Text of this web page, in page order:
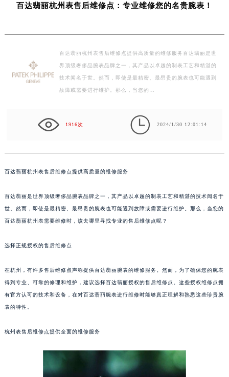
百达翡丽杭州表售后维修点：专业维修您的名贵腕表！
百达翡丽杭州表售后维修点提供高质量的维修服务百达翡丽是世
界顶级奢侈品腕表品牌之一，其产品以卓越的制表工艺和精湛的
技术闻名于世。然而，即使是最精密、最昂贵的腕表也可能遇到
故障或需要进行维护。那么，当您的…
1916次  2024/1/30 12:01:14
百达翡丽杭州表售后维修点提供高质量的维修服务
百达翡丽是世界顶级奢侈品腕表品牌之一，其产品以卓越的制表工艺和精湛的技术闻名于
世。然而，即使是最精密、最昂贵的腕表也可能遇到故障或需要进行维护。那么，当您的
百达翡丽杭州表需要维修时，该去哪里寻找专业的售后维修点呢？
选择正规授权的售后维修点
在杭州，有许多售后维修点声称提供百达翡丽腕表的维修服务。然而，为了确保您的腕表
得到专业、可靠的修理和维护，建议选择百达翡丽授权的售后维修点。这些授权维修点拥
有官方认可的技术和设备，在对百达翡丽腕表进行维修时能够真正理解和熟悉这些珍贵腕
表的特性。
杭州表售后维修点提供全面的维修服务